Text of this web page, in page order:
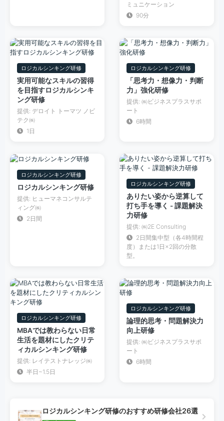
ミュニケーション
90分
ロジカルシンキング研修
実用可能なスキルの習得
を目指すロジカルシンキ
ング研修
提供: デロイト トーマツ ノビ
テク㈱
1日
ロジカルシンキング研修
「思考力・想像力・判断
力」強化研修
提供: ㈱ビジネスプラスサポ
ート
6時間
ロジカルシンキング研修
ロジカルシンキング研修
提供: ヒューマネコンサルテ
ィング㈱
2日間
ロジカルシンキング研修
ありたい姿から逆算して
打ち手を導く - 課題解決
力研修
提供: ㈱2E Consulting
2日間集中型（各4時間程
度）または1日×2回の分散
型。
ロジカルシンキング研修
MBAでは教わらない日常
生活を題材にしたクリテ
ィカルシンキング研修
提供: レイテストナレッジ㈱
半日~1.5日
ロジカルシンキング研修
論理的思考・問題解決力
向上研修
提供: ㈱ビジネスプラスサポ
ート
6時間
ロジカルシンキング研修のおすすめ研修会社26選